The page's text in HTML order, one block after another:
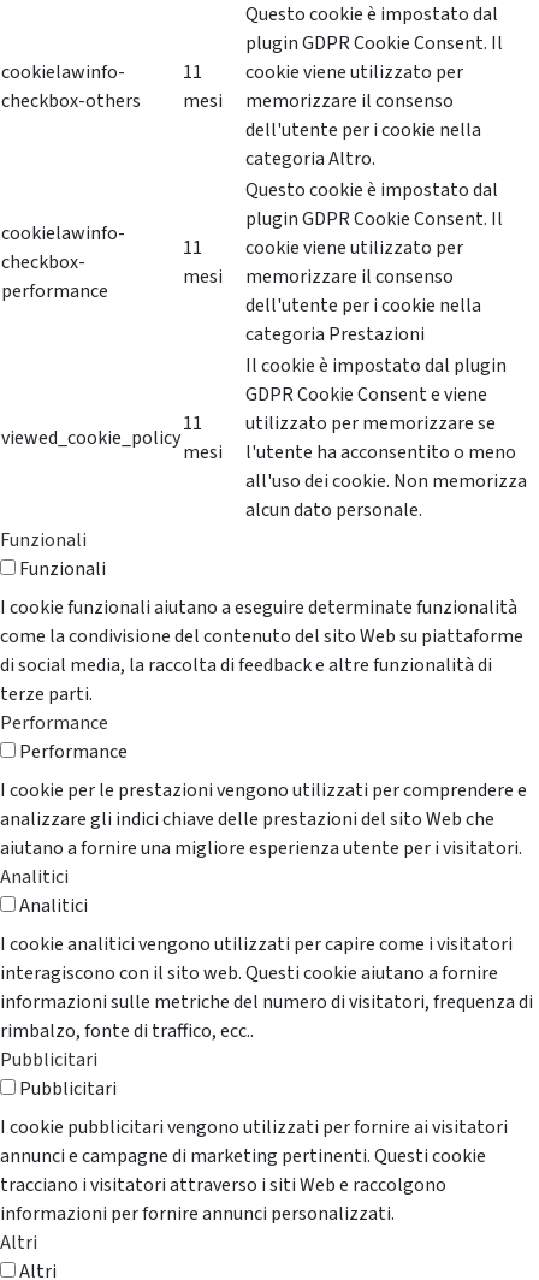
cookielawinfo-
checkbox-others
11
mesi
Questo cookie è impostato dal
plugin GDPR Cookie Consent. Il
cookie viene utilizzato per
memorizzare il consenso
dell'utente per i cookie nella
categoria Altro.
cookielawinfo-
checkbox-
performance
11
mesi
Questo cookie è impostato dal
plugin GDPR Cookie Consent. Il
cookie viene utilizzato per
memorizzare il consenso
dell'utente per i cookie nella
categoria Prestazioni
viewed_cookie_policy
11
mesi
Il cookie è impostato dal plugin
GDPR Cookie Consent e viene
utilizzato per memorizzare se
l'utente ha acconsentito o meno
all'uso dei cookie. Non memorizza
alcun dato personale.
Funzionali
Funzionali
I cookie funzionali aiutano a eseguire determinate funzionalità
come la condivisione del contenuto del sito Web su piattaforme
di social media, la raccolta di feedback e altre funzionalità di
terze parti.
Performance
Performance
I cookie per le prestazioni vengono utilizzati per comprendere e
analizzare gli indici chiave delle prestazioni del sito Web che
aiutano a fornire una migliore esperienza utente per i visitatori.
Analitici
Analitici
I cookie analitici vengono utilizzati per capire come i visitatori
interagiscono con il sito web. Questi cookie aiutano a fornire
informazioni sulle metriche del numero di visitatori, frequenza di
rimbalzo, fonte di traffico, ecc..
Pubblicitari
Pubblicitari
I cookie pubblicitari vengono utilizzati per fornire ai visitatori
annunci e campagne di marketing pertinenti. Questi cookie
tracciano i visitatori attraverso i siti Web e raccolgono
informazioni per fornire annunci personalizzati.
Altri
Altri